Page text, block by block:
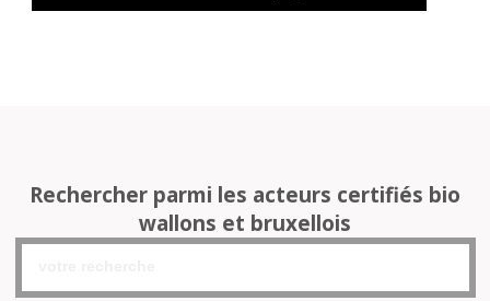
Rechercher parmi les acteurs certifiés bio
wallons et bruxellois